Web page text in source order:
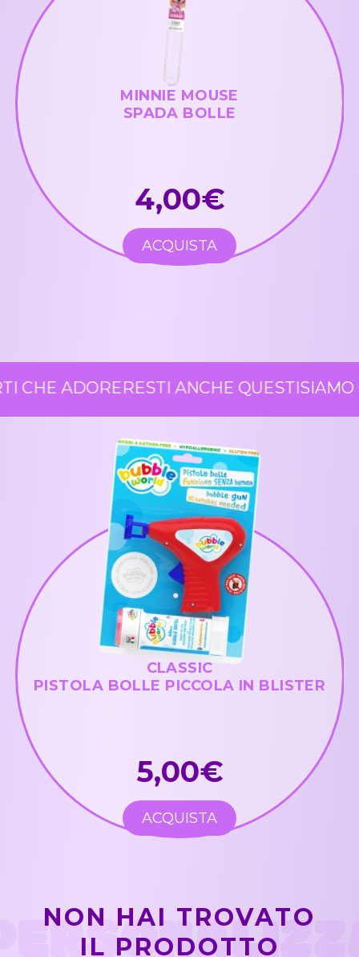
MINNIE MOUSE
SPADA BOLLE
4,00€
ACQUISTA
ADORERESTI ANCHE QUESTISIAMO
CLASSIC
PISTOLA BOLLE PICCOLA IN BLISTER
5,00€
ACQUISTA
NON HAI TROVATO
IL PRODOTTO